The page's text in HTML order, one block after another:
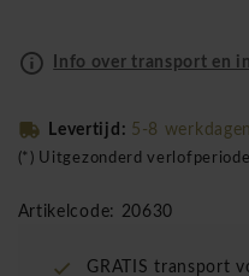
Info over transport en
Levertijd: 5-8 werkdagen
(*) Uitgezonderd
Artikelcode: 20630
GRATIS transport